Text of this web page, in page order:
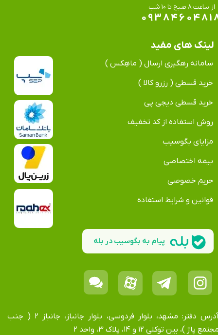
​​​​​​​از ساعت ۸ صبح تا ۱۰ شب
لینک های مفید
سامانه رهگیری ارسال ( ماهِکس )
خرید قسطی ( رزرو کالا )
خرید قسطی دیجی پی
روش استفاده از کد تخفیف
مزایای بگوسیب
بیمه اختصاصی
حریم خصوصی
قوانین و شرایط استفاده
آدرس دفتر: مشهد، بلوار فردوسی، بلوار جانباز، جانباز ۲ ( جنب
پاژ )، بین توکلی ۱۲ و ۱۴، پلاک ۳، واحد ۲
پیام به بگوسیب در بله